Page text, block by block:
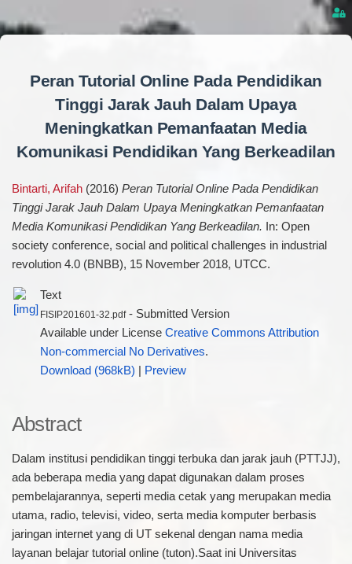
Peran Tutorial Online Pada Pendidikan
Tinggi Jarak Jauh Dalam Upaya
Meningkatkan Pemanfaatan Media
Komunikasi Pendidikan Yang Berkeadilan
Bintarti, Arifah(2016) Peran Tutorial Online Pada Pendidikan
Tinggi Jarak Jauh Dalam Upaya Meningkatkan Pemanfaatan
Media Komunikasi Pendidikan Yang Berkeadilan. In: Open
society conference, social and political challenges in industrial
revolution 4.0 (BNBB), 15 November 2018, UTCC.
Text
FISIP201601-32.pdf- Submitted Version
Available under License Creative Commons Attribution
Non-commercial No Derivatives.
Download (968kB)
Preview
Abstract
Dalam institusi pendidikan tinggi terbuka dan jarak jauh (PTTJJ),
ada beberapa media yang dapat digunakan dalam proses
pembelajarannya, seperti media cetak yang merupakan media
utama, radio, televisi, video, serta media komputer berbasis
jaringan internet yang di UT sekenal dengan nama media
layanan belajar tutorial online (tuton).Saat ini Universitas